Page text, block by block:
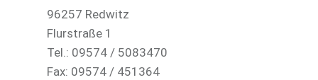
96257 Redwitz
Flurstraße 1
Tel.: 09574 / 5083470
Fax: 09574 / 451364